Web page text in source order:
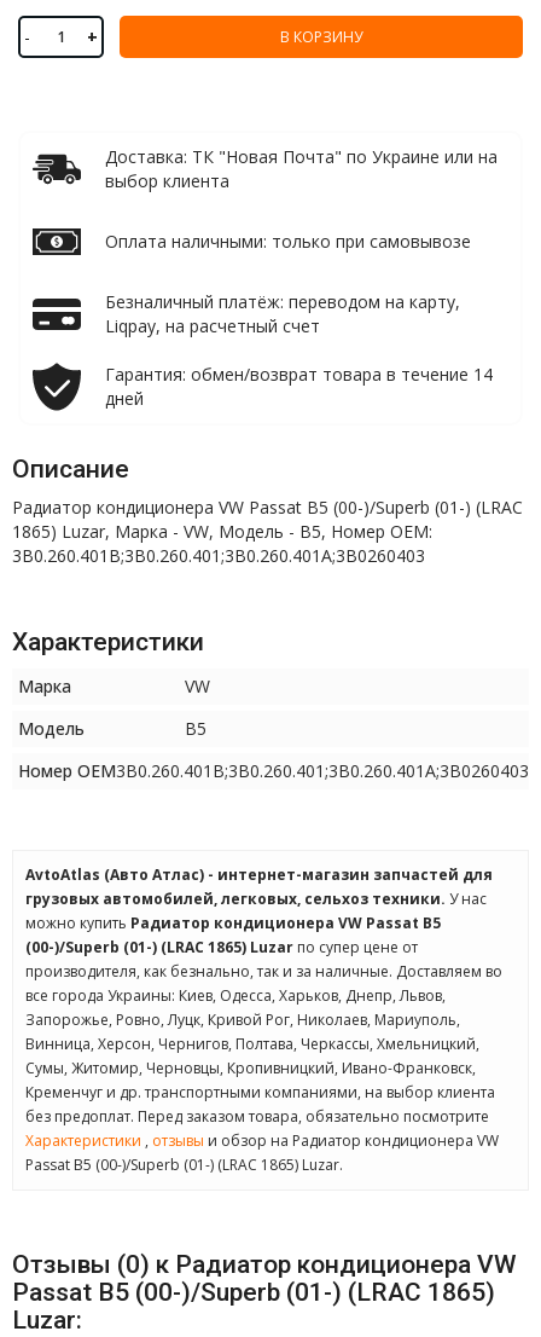
- + В КОРЗИНУ
Доставка: ТК "Новая Почта" по Украине или на
выбор клиента
Оплата наличными: только при самовывозе
Безналичный платёж: переводом на карту,
Liqpay, на расчетный счет
Гарантия: обмен/возврат товара в течение 14
дней
Описание
Радиатор кондиционера VW Passat B5 (00-)/Superb (01-) (LRAC
1865) Luzar, Марка - VW, Модель - B5, Номер OEM:
3B0.260.401B;3B0.260.401;3B0.260.401A;3B0260403
Характеристики
Марка
VW
Модель
B5
Номер OEM3B0.260.401B;3B0.260.401;3B0.260.401A;3B0260403
AvtoAtlas (Авто Атлас) - интернет-магазин запчастей для
грузовых автомобилей, легковых, сельхоз техники. У нас
можно купить Радиатор кондиционера VW Passat B5
(00-)/Superb (01-) (LRAC 1865) Luzar по супер цене от
производителя, как безнально, так и за наличные. Доставляем во
все города Украины: Киев, Одесса, Харьков, Днепр, Львов,
Запорожье, Ровно, Луцк, Кривой Рог, Николаев, Мариуполь,
Винница, Херсон, Чернигов, Полтава, Черкассы, Хмельницкий,
Сумы, Житомир, Черновцы, Кропивницкий, Ивано-Франковск,
Кременчуг и др. транспортными компаниями, на выбор клиента
без предоплат. Перед заказом товара, обязательно посмотрите
Характеристики , отзывы и обзор на Радиатор кондиционера VW
Passat B5 (00-)/Superb (01-) (LRAC 1865) Luzar.
Отзывы (0) к Радиатор кондиционера VW
Passat B5 (00-)/Superb (01-) (LRAC 1865)
Luzar: